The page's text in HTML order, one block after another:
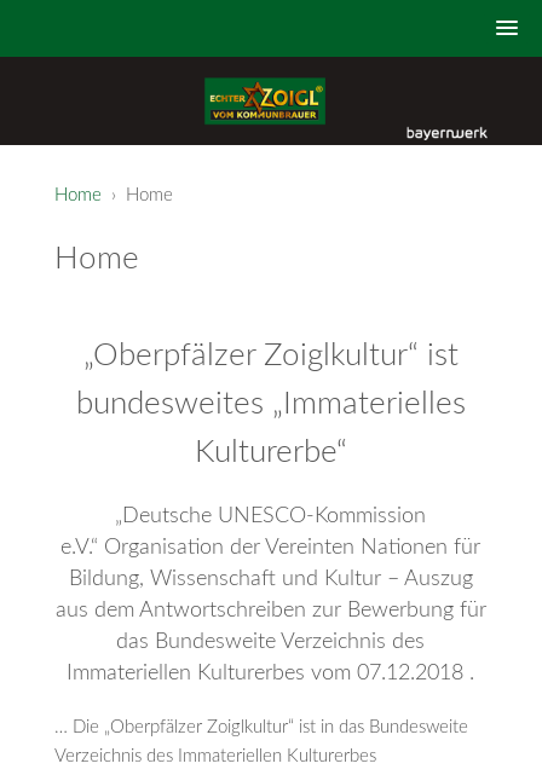
Home › Home
Home
„Oberpfälzer Zoiglkultur“ ist
bundesweites „Immaterielles
Kulturerbe“
„Deutsche UNESCO-Kommission
e.V.“ Organisation der Vereinten Nationen für
Bildung, Wissenschaft und Kultur – Auszug
aus dem Antwortschreiben zur Bewerbung für
das Bundesweite Verzeichnis des
Immateriellen Kulturerbes vom 07.12.2018 .
… Die „Oberpfälzer Zoiglkultur“ ist in das Bundesweite
Verzeichnis des Immateriellen Kulturerbes